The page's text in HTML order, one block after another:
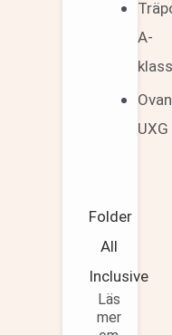
A-
UXG
Folder
All
Inclusive
Läs
mer